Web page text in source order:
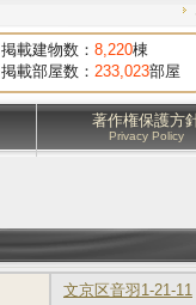
掲載建物数： 8,220棟
掲載部屋数： 233,023部屋
著作権保護方
Privacy Policy
文京区音羽1-21-11